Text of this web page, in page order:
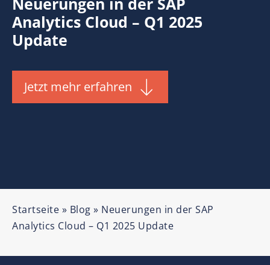
Analytics Cloud – Q1 2025
Update
Jetzt mehr erfahren
Startseite » Blog » Neuerungen in der SAP
Analytics Cloud – Q1 2025 Update